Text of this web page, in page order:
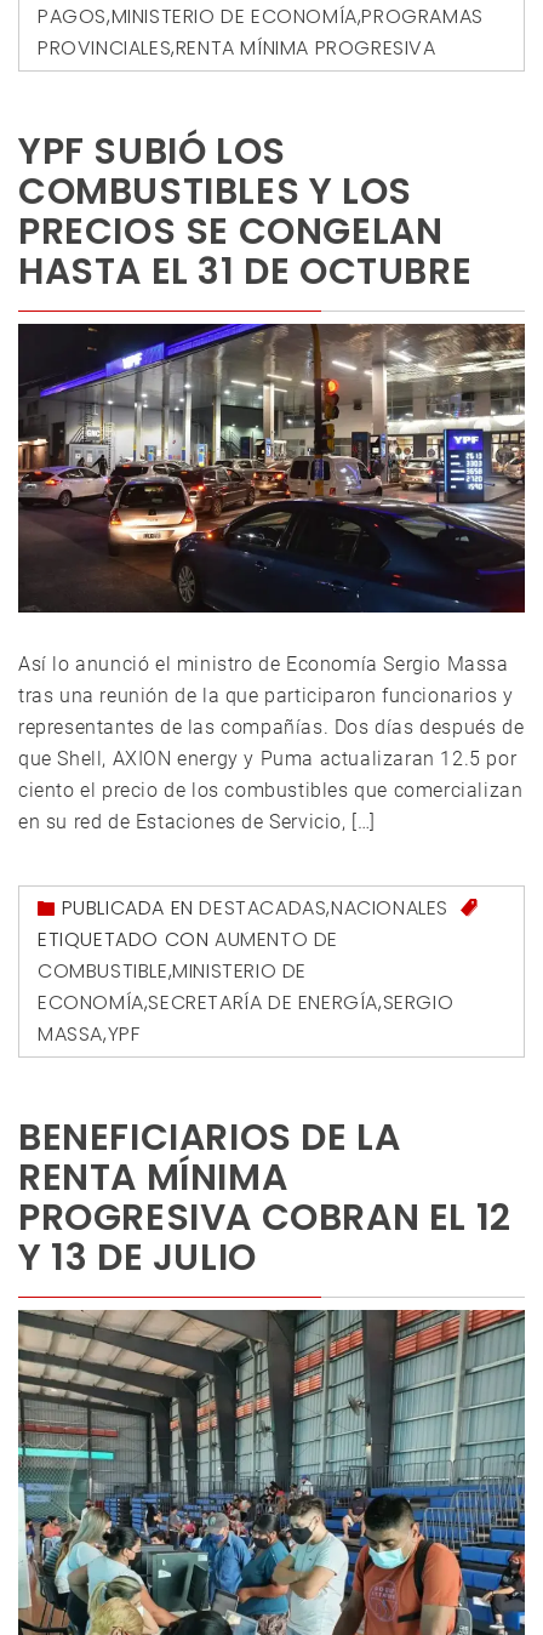
PAGOS,MINISTERIO DE ECONOMÍA,PROGRAMAS
PROVINCIALES,RENTA MÍNIMA PROGRESIVA
YPF SUBIÓ LOS
COMBUSTIBLES Y LOS
PRECIOS SE CONGELAN
HASTA EL 31 DE OCTUBRE
Así lo anunció el ministro de Economía Sergio Massa
tras una reunión de la que participaron funcionarios y
representantes de las compañías. Dos días después de
que Shell, AXION energy y Puma actualizaran 12.5 por
ciento el precio de los combustibles que comercializan
en su red de Estaciones de Servicio, […]
PUBLICADA ENDESTACADAS,NACIONALES
ETIQUETADO CON AUMENTO DE
COMBUSTIBLE,MINISTERIO DE
ECONOMÍA,SECRETARÍA DE ENERGÍA,SERGIO
MASSA,YPF
BENEFICIARIOS DE LA
RENTA MÍNIMA
PROGRESIVA COBRAN EL 12
Y 13 DE JULIO